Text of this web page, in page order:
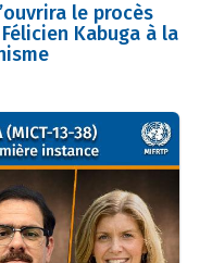
le procès
Kabuga à la